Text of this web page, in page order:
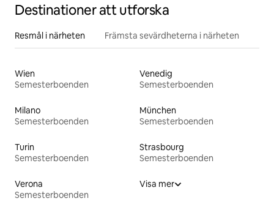
Destinationer att utforska
Resmål i närheten Främsta sevärdheterna i närheten
Wien
Semesterboenden
Venedig
Semesterboenden
Milano
Semesterboenden
München
Semesterboenden
Turin
Semesterboenden
Strasbourg
Semesterboenden
Verona
Semesterboenden
Visa mer